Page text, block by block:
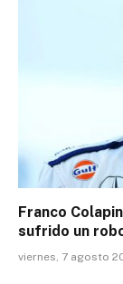
Franco
sufrido un
viernes, 7 agosto